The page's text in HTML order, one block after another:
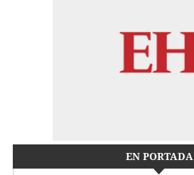
EN PORTADA